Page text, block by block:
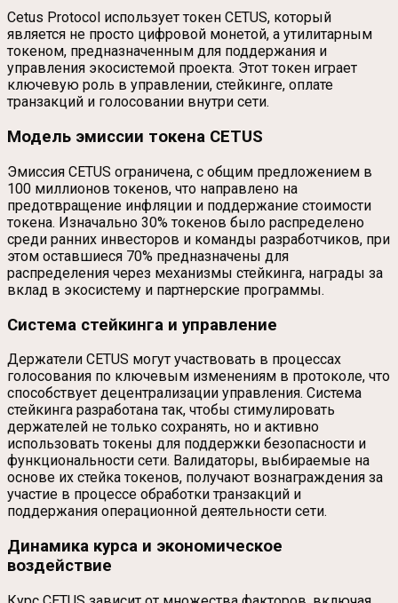
Cetus Protocol использует токен CETUS, который
является не просто цифровой монетой, а утилитарным
токеном, предназначенным для поддержания и
управления экосистемой проекта. Этот токен играет
ключевую роль в управлении, стейкинге, оплате
транзакций и голосовании внутри сети.
Модель эмиссии токена CETUS
Эмиссия CETUS ограничена, с общим предложением в
100 миллионов токенов, что направлено на
предотвращение инфляции и поддержание стоимости
токена. Изначально 30% токенов было распределено
среди ранних инвесторов и команды разработчиков, при
этом оставшиеся 70% предназначены для
распределения через механизмы стейкинга, награды за
вклад в экосистему и партнерские программы.
Система стейкинга и управление
Держатели CETUS могут участвовать в процессах
голосования по ключевым изменениям в протоколе, что
способствует децентрализации управления. Система
стейкинга разработана так, чтобы стимулировать
держателей не только сохранять, но и активно
использовать токены для поддержки безопасности и
функциональности сети. Валидаторы, выбираемые на
основе их стейка токенов, получают вознаграждения за
участие в процессе обработки транзакций и
поддержания операционной деятельности сети.
Динамика курса и экономическое
воздействие